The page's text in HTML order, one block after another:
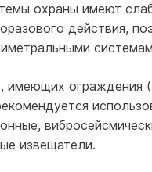
охраны имеют
действия,
имеющих ограждения
извещатели.